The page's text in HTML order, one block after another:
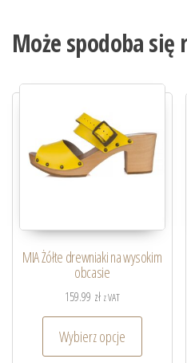
Może spodoba
MIA Żółte drewniaki na wysokim
obcasie
159.99 zł z VAT
Wybierz opcje